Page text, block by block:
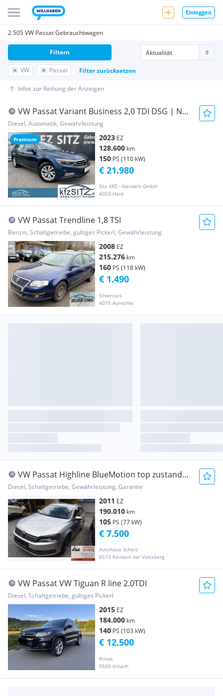
Einloggen
2.505 VW Passat Gebrauchtwagen
VW Passat Filter zurücksetzen
Filtern
Infos zur Reihung der Anzeigen
Premium
VW Passat Variant Business 2,0 TDI DSG | NP:
€58.000
Diesel, Automatik, Gewährleistung
2023 EZ
128.600 km
150 PS (110 kW)
Sitz KFZ - Handels GmbH
4053 Haid
€ 21.980
VW Passat Trendline 1,8 TSI
Benzin, Schaltgetriebe, gültiges Pickerl, Gewährleistung
2008 EZ
215.276 km
160 PS (118 kW)
Silvercars
4075 Aumühle
€ 1.490
VW Passat Highline BlueMotion top zustand
pickerl neu
Diesel, Schaltgetriebe, Gewährleistung, Garantie
2011 EZ
190.010 km
105 PS (77 kW)
Autohaus Scherz
8573 Kainach bei Voitsberg
€ 7.500
VW Passat VW Tiguan R line 2.0TDI
Diesel, Schaltgetriebe, gültiges Pickerl
2015 EZ
184.000 km
140 PS (103 kW)
Privat
9500 Villach
€ 12.500